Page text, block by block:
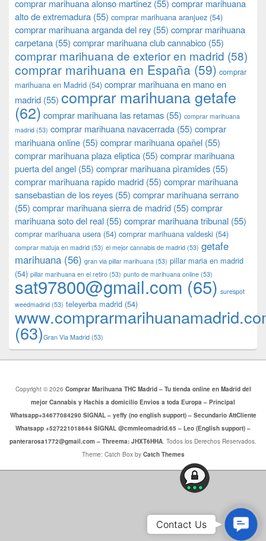
comprar marihuana alonso martinez (55) comprar marihuana
alto de extremadura (55) comprar marihuana aranjuez (54)
comprar marihuana arganda del rey (55) comprar marihuana
carpetana (55) comprar marihuana club cannabico (55)
comprar marihuana de exterior en madrid (58)
comprar marihuana en España (59) comprar
marihuana en Madrid (54) comprar marihuana en mano en
madrid (55) comprar marihuana getafe
(62) comprar marihuana las retamas (55) comprar marihuana
madrid (53) comprar marihuana navacerrada (55) comprar
marihuana online (55) comprar marihuana opañel (55)
comprar marihuana plaza eliptica (55) comprar marihuana
puerta del angel (55) comprar marihuana pìramides (55)
comprar marihuana rapido madrid (55) comprar marihuana
sansebastian de los reyes (55) comprar marihuana serrano
(55) comprar marihuana sierra de madrid (55) comprar
marihuana soto del real (55) comprar marihuana tribunal (55)
comprar marihuana usera (54) comprar marihuana valdeski (54)
comprar matuja en madrid (53) el mejor cannabis de madrid (53) getafe
marihuana (56) gran via pillar marihuana (53) pillar maria en madrid
(54) pillar marihuana en el retiro (53) punto de marihuana online (53)
sat97800@gmail.com (65) surespot
weedmadrid (53) teleyerba madrid (54)
(63)​​Gran Via Madrid (53)
Copyright © 2026 Comprar Marihuana THC Madrid – Tu tienda online en Madrid del
mejor Cannabis y Hachis a domicilio Envios a toda Europa – Principal
Whatsapp+34677084290 SIGNAL – yeffy (no english support) – Secundario AttCliente
Whatsapp +527221018644 SIGNAL @cmmleomadrid.65 – Leo (English support) –
panterarosa1772@gmail.com – Threema: JHXT6HHA. Todos los Derechos Reservados.
Theme: Catch Box by Catch Themes
Us
Contact Us